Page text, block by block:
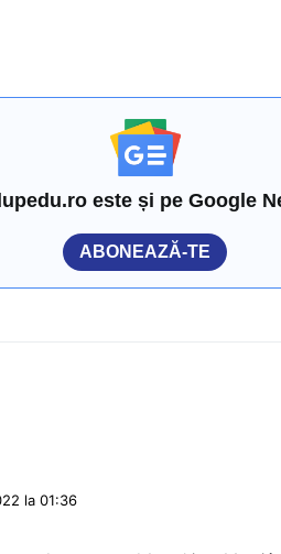
este și pe Google
ABONEAZĂ-TE
la 01:36